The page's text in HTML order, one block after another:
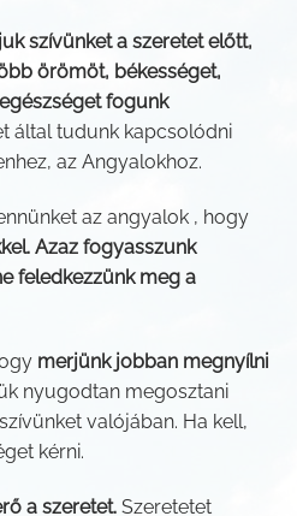
szívünket a szeretet előtt,
örömöt, békességet,
fogunk
által tudunk kapcsolódni
az Angyalokhoz.
az angyalok , hogy
Azaz fogyasszunk
feledkezzünk meg a
merjünk jobban megnyílni
nyugodtan megosztani
valójában. Ha kell,
kérni.
a szeretet. Szeretetet